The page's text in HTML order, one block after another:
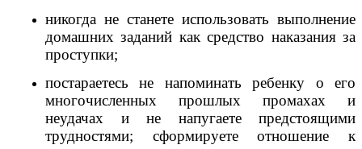
никогда не станете использовать выполнение
домашних заданий как средство наказания за
проступки;
постараетесь не напоминать ребенку о его
многочисленных прошлых промахах и
неудачах и не напугаете предстоящими
трудностями; сформируете отношение к